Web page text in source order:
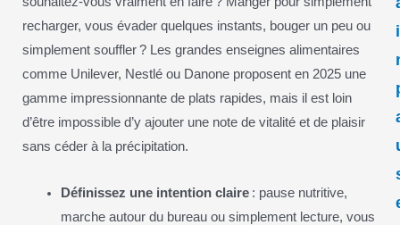
recharger, vous évader quelques instants, bouger un peu ou
simplement souffler ? Les grandes enseignes alimentaires
comme Unilever, Nestlé ou Danone proposent en 2025 une
gamme impressionnante de plats rapides, mais il est loin
d’être impossible d’y ajouter une note de vitalité et de plaisir
sans céder à la précipitation.
Définissez une intention claire : pause nutritive,
marche autour du bureau ou simplement lecture, vous